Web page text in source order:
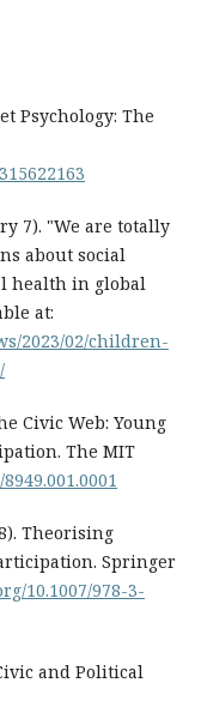
Psychology: The
7). "We are totally
about social
health in global
at:
2023/02/children-
Civic Web: Young
The MIT
Theorising
Springer
10.1007/978-3-
and Political